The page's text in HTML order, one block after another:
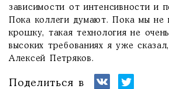
зависимости от интенсивности и
Пока коллеги думают. Пока мы не
крошку, такая технология не
высоких требованиях я уже
Алексей Петряков.
Поделиться в